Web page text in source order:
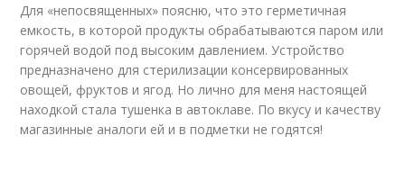
Для «непосвященных» поясню, что это герметичная
емкость, в которой продукты обрабатываются паром или
горячей водой под высоким давлением. Устройство
предназначено для стерилизации консервированных
овощей, фруктов и ягод. Но лично для меня настоящей
находкой стала тушенка в автоклаве. По вкусу и качеству
магазинные аналоги ей и в подметки не годятся!